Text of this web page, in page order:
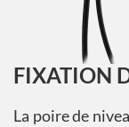
FIXATION
La poire de